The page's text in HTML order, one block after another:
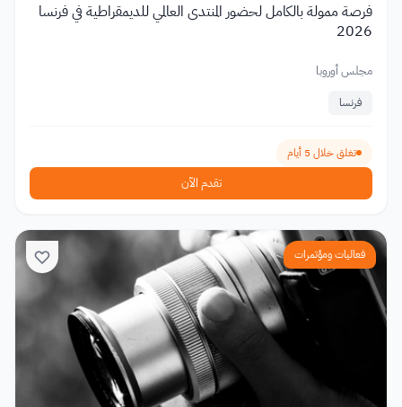
فرصة ممولة بالكامل لحضور المنتدى العالمي للديمقراطية في فرنسا
2026
مجلس أوروبا
فرنسا
تغلق خلال 5 أيام
تقدم الآن
فعاليات ومؤتمرات